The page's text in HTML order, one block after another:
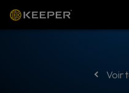
Voir